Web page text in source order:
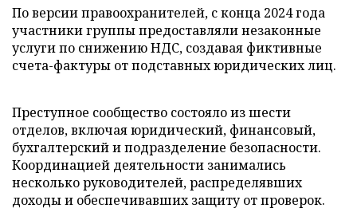
По версии правоохранителей, с конца 2024 года
участники группы предоставляли незаконные
услуги по снижению НДС, создавая фиктивные
счета-фактуры от подставных юридических лиц.
Преступное сообщество состояло из шести
отделов, включая юридический, финансовый,
бухгалтерский и подразделение безопасности.
Координацией деятельности занимались
несколько руководителей, распределявших
доходы и обеспечивавших защиту от проверок.